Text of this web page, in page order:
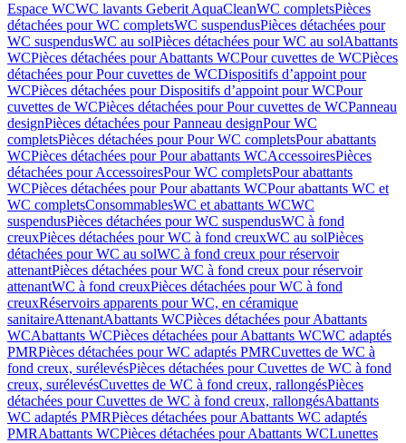
Espace WCWC lavants Geberit AquaCleanWC completsPièces
détachées pour WC completsWC suspendusPièces détachées pour
WC suspendusWC au solPièces détachées pour WC au solAbattants
WCPièces détachées pour Abattants WCPour cuvettes de WCPièces
détachées pour Pour cuvettes de WCDispositifs d’appoint pour
WCPièces détachées pour Dispositifs d’appoint pour WCPour
cuvettes de WCPièces détachées pour Pour cuvettes de WCPanneau
designPièces détachées pour Panneau designPour WC
completsPièces détachées pour Pour WC completsPour abattants
WCPièces détachées pour Pour abattants WCAccessoiresPièces
détachées pour AccessoiresPour WC completsPour abattants
WCPièces détachées pour Pour abattants WCPour abattants WC et
WC completsConsommablesWC et abattants WCWC
suspendusPièces détachées pour WC suspendusWC à fond
creuxPièces détachées pour WC à fond creuxWC au solPièces
détachées pour WC au solWC à fond creux pour réservoir
attenantPièces détachées pour WC à fond creux pour réservoir
attenantWC à fond creuxPièces détachées pour WC à fond
creuxRéservoirs apparents pour WC, en céramique
sanitaireAttenantAbattants WCPièces détachées pour Abattants
WCAbattants WCPièces détachées pour Abattants WCWC adaptés
PMRPièces détachées pour WC adaptés PMRCuvettes de WC à
fond creux, surélevésPièces détachées pour Cuvettes de WC à fond
creux, surélevésCuvettes de WC à fond creux, rallongésPièces
détachées pour Cuvettes de WC à fond creux, rallongésAbattants
WC adaptés PMRPièces détachées pour Abattants WC adaptés
PMRAbattants WCPièces détachées pour Abattants WCLunettes